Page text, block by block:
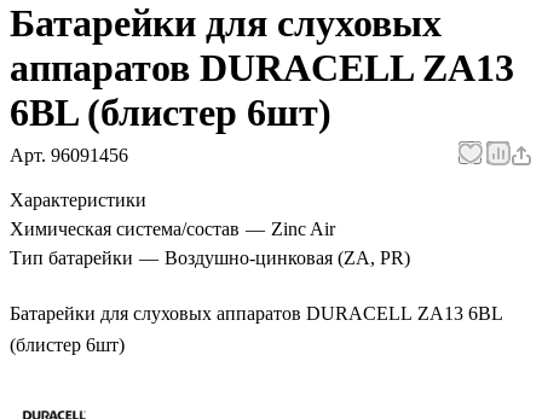
Батарейки для слуховых
аппаратов DURACELL ZA13
6BL (блистер 6шт)
Арт. 96091456
Характеристики
Химическая система/состав — Zinc Air
Тип батарейки — Воздушно-цинковая (ZA, PR)
Батарейки для слуховых аппаратов DURACELL ZA13 6BL
(блистер 6шт)